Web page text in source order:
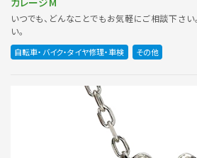
いつでも、どんなことでもお気軽にご相談下さ
い。
自転車・バイク・タイヤ修理・車検 その他